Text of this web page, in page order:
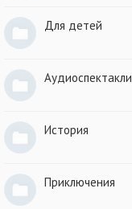
Для детей
Аудиоспектакли
История
Приключения